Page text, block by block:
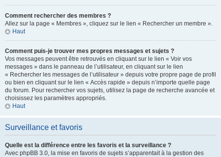
Comment rechercher des membres ?
Allez sur la page « Membres », cliquez sur le lien « Rechercher un membre ».
Haut
Comment puis-je trouver mes propres messages et sujets ?
Vos messages peuvent être retrouvés en cliquant sur le lien « Voir vos
messages » dans le panneau de l’utilisateur, en cliquant sur le lien
« Rechercher les messages de l’utilisateur » depuis votre propre page de profil
ou bien en cliquant sur le lien « Accès rapide » depuis n’importe quelle page
du forum. Pour rechercher vos sujets, utilisez la page de recherche avancée et
choisissez les paramètres appropriés.
Haut
Surveillance et favoris
Quelle est la différence entre les favoris et la surveillance ?
Avec phpBB 3.0, la mise en favoris de sujets s’apparentait à la gestion des